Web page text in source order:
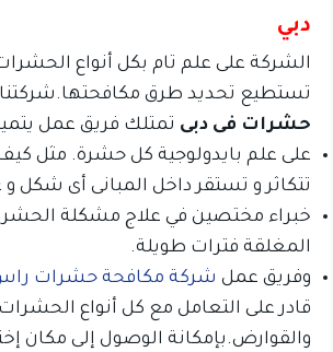
دبي
الشركة على علم تام بكل أنواع
تستطيع تحديد طرق مكافحتها.شركتنا
حشرات فى دبى تمتلك فريق عمل يتميز
على علم بايدولوجية كل حشرة. مثل
تتكاثر و تستقر داخل المبانى أى شكل
خبراء مختصين في علاج مشكلة
المغلقة فترات طويلة.
وفريق عمل شركة مكافحة حشرات
قادر على التعامل مع كل أنواع الحشرات
والقوارض.بإمكانة الوصول إلى مكان